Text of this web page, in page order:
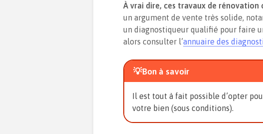
À vrai dire, ces travaux de rénovation
un argument de vente très solide,
un diagnostiqueur qualifié pour faire
alors consulter l’annuaire des
💡Bon à savoir
Il est tout à fait possible d’opter
votre bien (sous conditions).